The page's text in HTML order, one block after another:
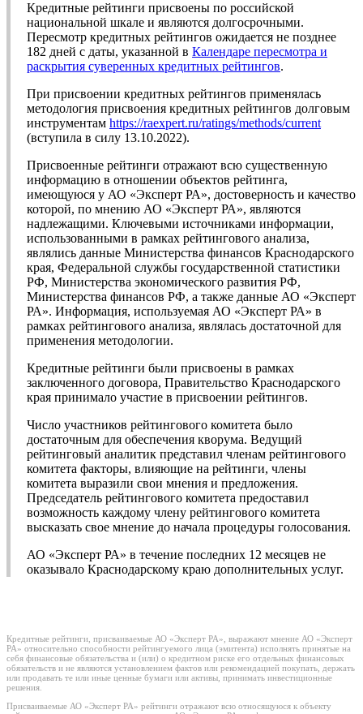
Кредитные рейтинги присвоены по российской
национальной шкале и являются долгосрочными.
Пересмотр кредитных рейтингов ожидается не позднее
182 дней с даты, указанной в Календаре пересмотра и
раскрытия суверенных кредитных рейтингов.
При присвоении кредитных рейтингов применялась
методология присвоения кредитных рейтингов долговым
инструментам https://raexpert.ru/ratings/methods/current
(вступила в силу 13.10.2022).
Присвоенные рейтинги отражают всю существенную
информацию в отношении объектов рейтинга,
имеющуюся у АО «Эксперт РА», достоверность и качество
которой, по мнению АО «Эксперт РА», являются
надлежащими. Ключевыми источниками информации,
использованными в рамках рейтингового анализа,
являлись данные Министерства финансов Краснодарского
края, Федеральной службы государственной статистики
РФ, Министерства экономического развития РФ,
Министерства финансов РФ, а также данные АО «Эксперт
РА». Информация, используемая АО «Эксперт РА» в
рамках рейтингового анализа, являлась достаточной для
применения методологии.
Кредитные рейтинги были присвоены в рамках
заключенного договора, Правительство Краснодарского
края принимало участие в присвоении рейтингов.
Число участников рейтингового комитета было
достаточным для обеспечения кворума. Ведущий
рейтинговый аналитик представил членам рейтингового
комитета факторы, влияющие на рейтинги, члены
комитета выразили свои мнения и предложения.
Председатель рейтингового комитета предоставил
возможность каждому члену рейтингового комитета
высказать свое мнение до начала процедуры голосования.
АО «Эксперт РА» в течение последних 12 месяцев не
оказывало Краснодарскому краю дополнительных услуг.
Кредитные рейтинги, присваиваемые АО «Эксперт РА», выражают мнение АО «Эксперт
РА» относительно способности рейтингуемого лица (эмитента) исполнять принятые на
себя финансовые обязательства и (или) о кредитном риске его отдельных финансовых
обязательств и не являются установлением фактов или рекомендацией покупать, держать
или продавать те или иные ценные бумаги или активы, принимать инвестиционные
решения.
Присваиваемые АО «Эксперт РА» рейтинги отражают всю относящуюся к объекту